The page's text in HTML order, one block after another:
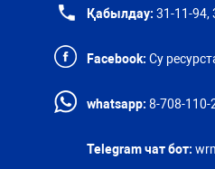
Қабылдау: 31-11-94,
Facebook: Су
whatsapp: 8-708-110-
Telegram чат бот: